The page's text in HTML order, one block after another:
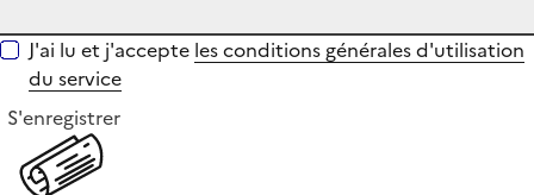
J'ai lu et j'accepte les conditions générales d'utilisation
du service
S'enregistrer